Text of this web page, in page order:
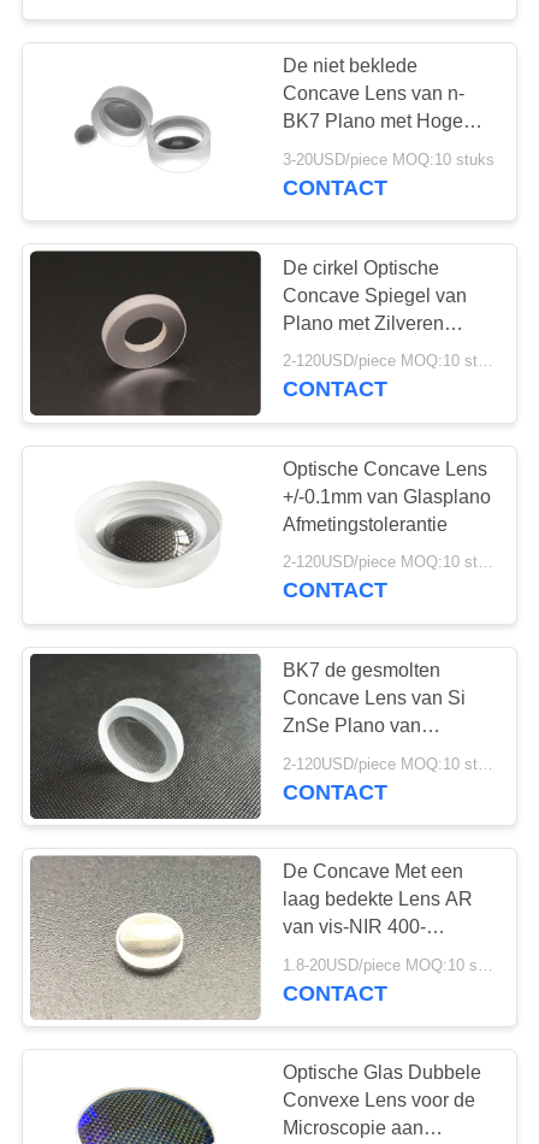
De niet beklede
Concave Lens van n-
BK7 Plano met Hoge
Homogeniteit en Lage
Bel
3-20USD/piece MOQ:10 stuks
CONTACT
De cirkel Optische
Concave Spiegel van
Plano met Zilveren
Deklaag, 4300mm
Diameterwaaier
2-120USD/piece MOQ:10 stuks
CONTACT
Optische Concave Lens
+/-0.1mm van Glasplano
Afmetingstolerantie
2-120USD/piece MOQ:10 stuks
CONTACT
BK7 de gesmolten
Concave Lens van Si
ZnSe Plano van
Kiezelzuurduitsland voor
Optisch Systeem
CONTACT
De Concave Met een
laag bedekte Lens AR
van vis-NIR 400-
1000nm Plano, 546nm-
Ontwerpgolflengte
1.8-20USD/piece MOQ:10 stuks
CONTACT
Optische Glas Dubbele
Convexe Lens voor de
Microscopie aan